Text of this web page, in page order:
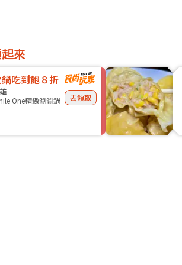
來
吃到飽８折
One精緻涮涮鍋
去領取